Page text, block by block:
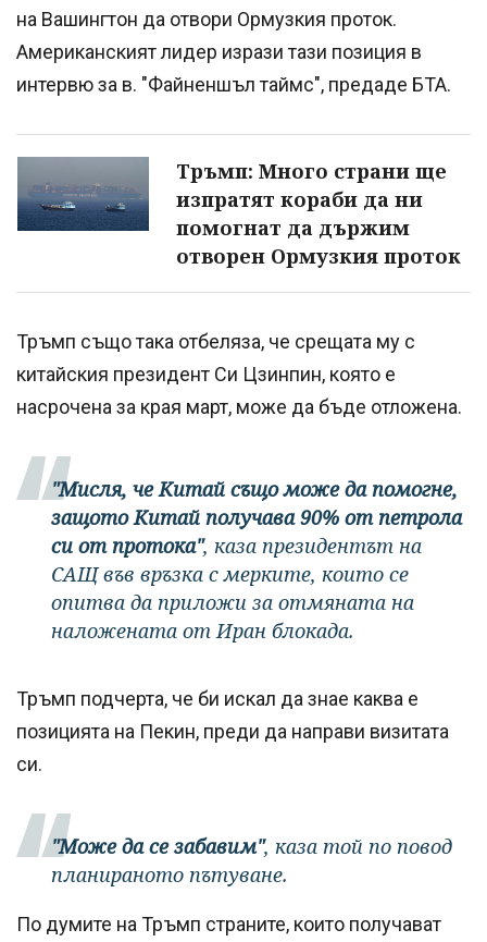
на Вашингтон да отвори Ормузкия проток.
Американският лидер изрази тази позиция в
интервю за в. "Файненшъл таймс", предаде БТА.
Тръмп: Много страни ще
изпратят кораби да ни
помогнат да държим
отворен Ормузкия проток
Тръмп също така отбеляза, че срещата му с
китайския президент Си Цзинпин, която е
насрочена за края март, може да бъде отложена.
"Мисля, че Китай също може да помогне,
защото Китай получава 90% от петрола
си от протока", каза президентът на
САЩ във връзка с мерките, които се
опитва да приложи за отмяната на
наложената от Иран блокада.
Тръмп подчерта, че би искал да знае каква е
позицията на Пекин, преди да направи визитата
си.
"Може да се забавим", каза той по повод
планираното пътуване.
По думите на Тръмп страните, които получават